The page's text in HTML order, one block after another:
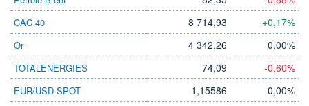
LIMITE À LA
0,000
LIMITE À LA
HAUSSE
ESTIMÉ 2026
-
PER ESTIMÉ
2026
DERNIER
DIVIDENDE DERNIER
CAC 40 8 714,93 +0,17%
Or 4 342,26 0,00%
TOTALENERGIES 74,09 -0,60%
EUR/USD SPOT 1,15586 0,00%